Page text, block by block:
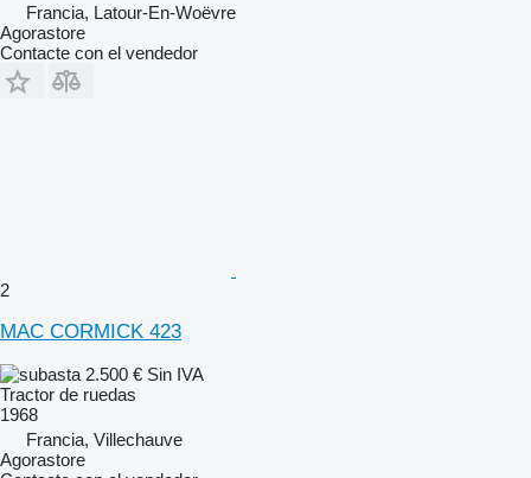
Francia, Latour-En-Woëvre
Agorastore
Contacte con el vendedor
2
MAC CORMICK 423
2.500 € Sin IVA
Tractor de ruedas
1968
Francia, Villechauve
Agorastore